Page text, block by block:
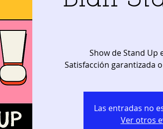
Show de Stand Up
Satisfacción garantizada
Las entradas no
Ver otros